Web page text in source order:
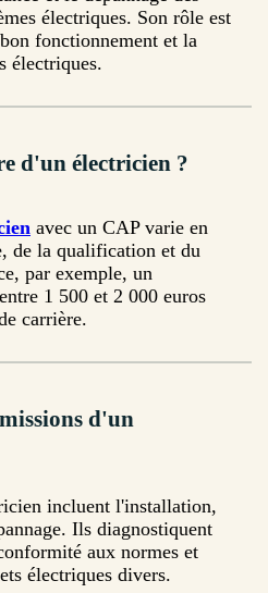
électriques. Son rôle est
fonctionnement et la
électriques.
d'un électricien ?
avec un CAP varie en
de la qualification et du
par exemple, un
1 500 et 2 000 euros
carrière.
d'un
incluent l'installation,
Ils diagnostiquent
aux normes et
électriques divers.